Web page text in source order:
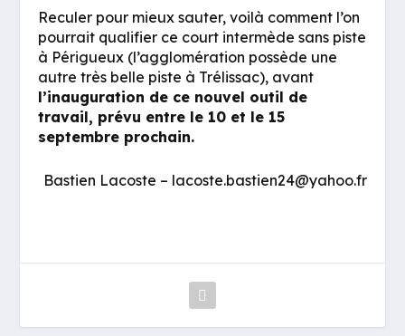
Reculer pour mieux sauter, voilà comment l’on
pourrait qualifier ce court intermède sans piste
à Périgueux (l’agglomération possède une
autre très belle piste à Trélissac), avant
l’inauguration de ce nouvel outil de
travail, prévu entre le 10 et le 15
septembre prochain.
Bastien Lacoste – lacoste.bastien24@yahoo.fr